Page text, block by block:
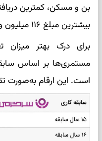
بیشترین مبلغ ۱۱۶ میلیون و ۲۰۰ هزار تومان خواهد بود.
برای درک بهتر میزان
مستمری‌ها بر اساس
است. این ارقام به‌صورت